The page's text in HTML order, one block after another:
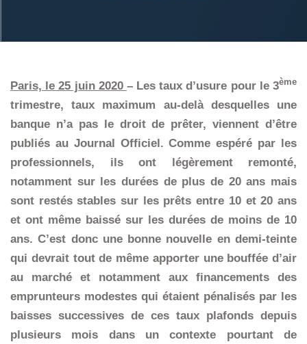
Paris, le 25 juin 2020 – Les taux d’usure pour le 3ème
trimestre, taux maximum au-delà desquelles une
banque n’a pas le droit de prêter, viennent d’être
publiés au Journal Officiel. Comme espéré par les
professionnels, ils ont légèrement remonté,
notamment sur les durées de plus de 20 ans mais
sont restés stables sur les prêts entre 10 et 20 ans
et ont même baissé sur les durées de moins de 10
ans. C’est donc une bonne nouvelle en demi-teinte
qui devrait tout de même apporter une bouffée d’air
au marché et notamment aux financements des
emprunteurs modestes qui étaient pénalisés par les
baisses successives de ces taux plafonds depuis
plusieurs mois dans un contexte pourtant de